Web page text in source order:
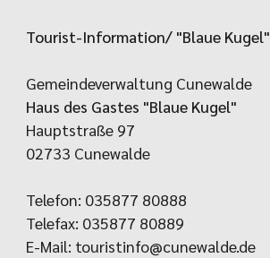
Tourist-Information/ "Blaue Kugel"
Gemeindeverwaltung Cunewalde
Haus des Gastes "Blaue Kugel"
Hauptstraße 97
02733 Cunewalde
Telefon: 035877 80888
Telefax: 035877 80889
E-Mail: touristinfo@cunewalde.de